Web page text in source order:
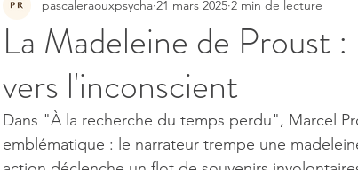
La Madeleine de Proust
vers l'inconscient
pascaleraouxpsycha 21 mars 2025 2 min de lecture
Dans "À la recherche du temps perdu", Marcel
emblématique : le narrateur trempe une